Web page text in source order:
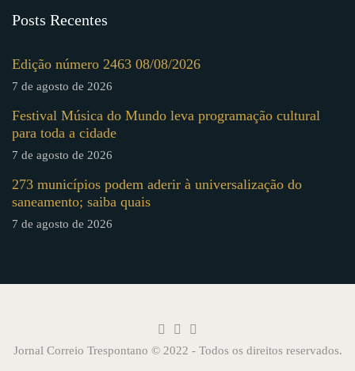
Posts Recentes
Edição número 2463 08/08/2026
7 de agosto de 2026
Festival Música do Mundo leva programação cultural
para toda a cidade
7 de agosto de 2026
273 municípios podem aderir à universalização do
saneamento; saiba quais
7 de agosto de 2026
Jornal Correio Trespontano © 2022 - Todos os direitos reservados.